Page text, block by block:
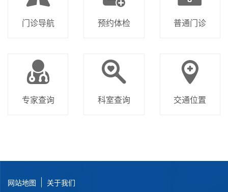
门诊导航 预约体检 普通门诊
专家查询 科室查询 交通位置
网站地图 关于我们